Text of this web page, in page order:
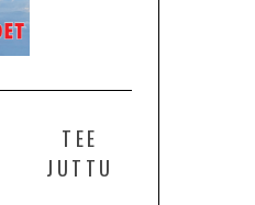
TEE
JUTTU